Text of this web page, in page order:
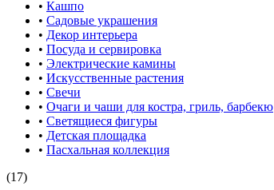
• Кашпо
• Садовые украшения
• Декор интерьера
• Посуда и сервировка
• Электрические камины
• Искусственные растения
• Свечи
• Очаги и чаши для костра, гриль, барбекю
• Светящиеся фигуры
• Детская площадка
• Пасхальная коллекция
(17)